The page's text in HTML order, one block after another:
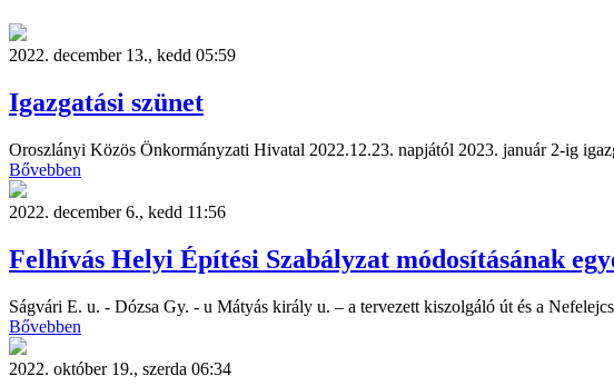
2022. december 13., kedd 05:59
Igazgatási szünet
Oroszlányi Közös Önkormányzati Hivatal 2022.12.23. napjától 2023. január 2-ig
Bővebben
2022. december 6., kedd 11:56
Felhívás Helyi Építési Szabályzat módosításának
Ságvári E. u. - Dózsa Gy. - u Mátyás király u. – a tervezett kiszolgáló út és a
Bővebben
2022. október 19., szerda 06:34